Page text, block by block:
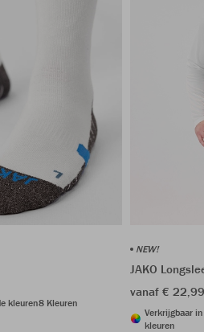
kleuren8 Kleuren
NEW!
JAKO
vanaf €
Verkrijgbaar
kleuren